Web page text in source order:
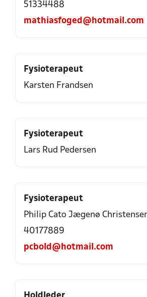
51334488
mathiasfoged@hotmail.com
Fysioterapeut
Karsten Frandsen
Fysioterapeut
Lars Rud Pedersen
Fysioterapeut
Philip Cato Jægenø
40177889
pcbold@hotmail.com